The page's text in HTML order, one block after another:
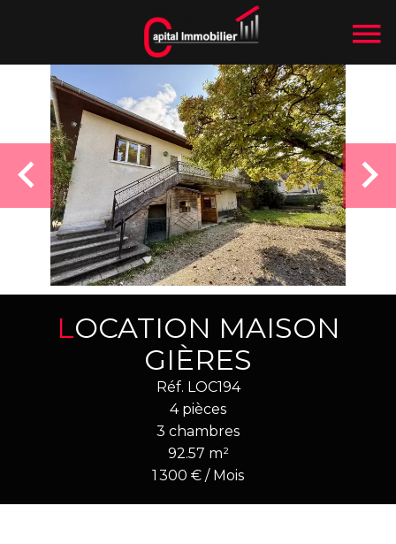
LOCATION MAISON
GIÈRES
Réf. LOC194
4 pièces
3 chambres
92.57 m²
1 300 € / Mois